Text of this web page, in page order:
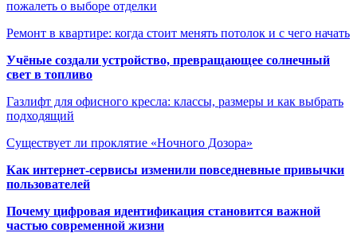
пожалеть о выборе отделки
Ремонт в квартире: когда стоит менять потолок и с чего начать
Учёные создали устройство, превращающее солнечный
свет в топливо
Газлифт для офисного кресла: классы, размеры и как выбрать
подходящий
Существует ли проклятие «Ночного Дозора»
Как интернет-сервисы изменили повседневные привычки
пользователей
Почему цифровая идентификация становится важной
частью современной жизни